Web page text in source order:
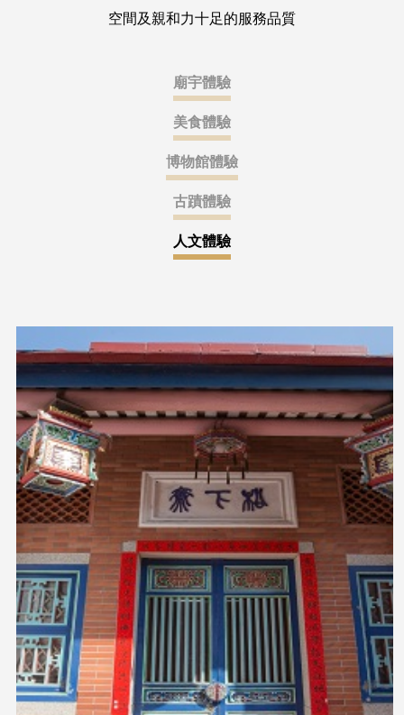
空間及親和力十足的服務品質
廟宇體驗
美食體驗
博物館體驗
古蹟體驗
人文體驗